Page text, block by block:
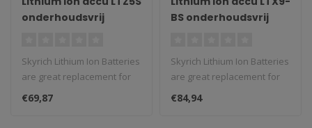
onderhoudsvrij
Skyrich Lithium Ion Batteries
are great replacement for
classic batteries. We st..
€69,87
BS onderhoudsvrij
Skyrich Lithium Ion Batteries
are great replacement for
classic batteries. We st..
€84,94